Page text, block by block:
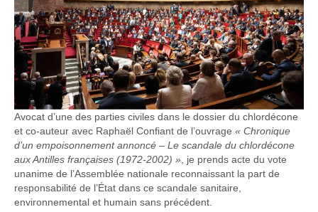
Avocat d’une des parties civiles dans le dossier du chlordécone
et co-auteur avec Raphaël Confiant de l’ouvrage « Chronique
d’un empoisonnement annoncé – Le scandale du chlordécone
aux Antilles françaises (1972-2002) » , je prends acte du vote
unanime de l’Assemblée nationale reconnaissant la part de
responsabilité de l’État dans ce scandale sanitaire,
environnemental et humain sans précédent.